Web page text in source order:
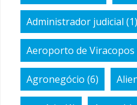
Administrador judicial (1)
Aeroporto de Viracopos
Agronegócio (6)